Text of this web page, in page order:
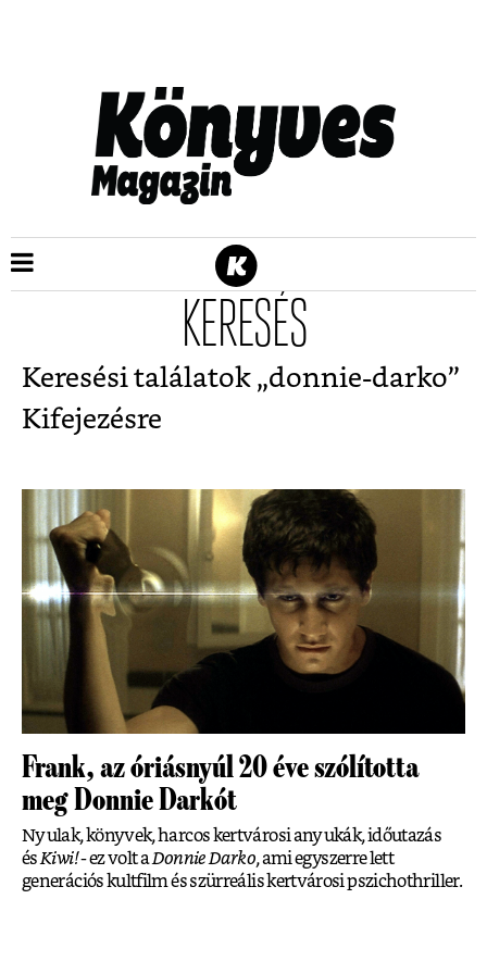
KERESÉS
Keresési találatok „donnie-darko”
Kifejezésre
Frank, az óriásnyúl 20 éve szólította
meg Donnie Darkót
Nyulak, könyvek, harcos kertvárosi anyukák, időutazás
és Kiwi!- ez volt aDonnie Darko, ami egyszerre lett
generációs kultfilm és szürreális kertvárosi pszichothriller.